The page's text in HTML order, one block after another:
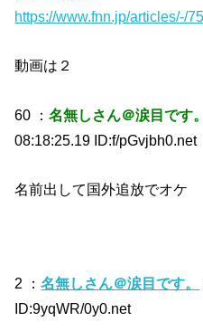
https://www.fnn.jp/articles/-/
動画は２
60 ：名無しさん＠涙目です。
08:18:25.19 ID:f/pGvjbh0.net
名前出して国外追放でオケ
2 ：名無しさん＠涙目です。
ID:9yqWR/0y0.net